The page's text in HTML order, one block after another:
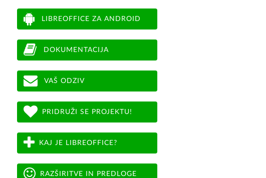
LIBREOFFICE ZA ANDROID
DOKUMENTACIJA
VAŠ ODZIV
PRIDRUŽI SE PROJEKTU!
KAJ JE LIBREOFFICE?
RAZŠIRITVE IN PREDLOGE